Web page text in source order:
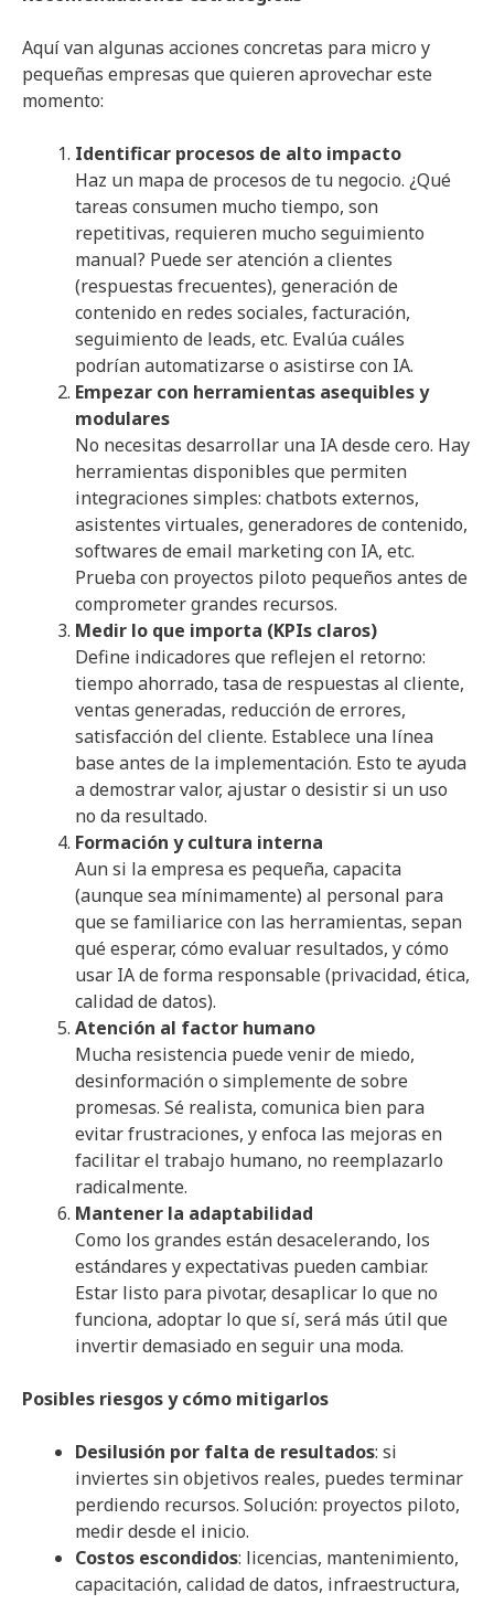
Aquí van algunas acciones concretas para micro y
pequeñas empresas que quieren aprovechar este
momento:
Identificar procesos de alto impacto
Haz un mapa de procesos de tu negocio. ¿Qué
tareas consumen mucho tiempo, son
repetitivas, requieren mucho seguimiento
manual? Puede ser atención a clientes
(respuestas frecuentes), generación de
contenido en redes sociales, facturación,
seguimiento de leads, etc. Evalúa cuáles
podrían automatizarse o asistirse con IA.
Empezar con herramientas asequibles y
modulares
No necesitas desarrollar una IA desde cero. Hay
herramientas disponibles que permiten
integraciones simples: chatbots externos,
asistentes virtuales, generadores de contenido,
softwares de email marketing con IA, etc.
Prueba con proyectos piloto pequeños antes de
comprometer grandes recursos.
Medir lo que importa (KPIs claros)
Define indicadores que reflejen el retorno:
tiempo ahorrado, tasa de respuestas al cliente,
ventas generadas, reducción de errores,
satisfacción del cliente. Establece una línea
base antes de la implementación. Esto te ayuda
a demostrar valor, ajustar o desistir si un uso
no da resultado.
Formación y cultura interna
Aun si la empresa es pequeña, capacita
(aunque sea mínimamente) al personal para
que se familiarice con las herramientas, sepan
qué esperar, cómo evaluar resultados, y cómo
usar IA de forma responsable (privacidad, ética,
calidad de datos).
Atención al factor humano
Mucha resistencia puede venir de miedo,
desinformación o simplemente de sobre
promesas. Sé realista, comunica bien para
evitar frustraciones, y enfoca las mejoras en
facilitar el trabajo humano, no reemplazarlo
radicalmente.
Mantener la adaptabilidad
Como los grandes están desacelerando, los
estándares y expectativas pueden cambiar.
Estar listo para pivotar, desaplicar lo que no
funciona, adoptar lo que sí, será más útil que
invertir demasiado en seguir una moda.
Posibles riesgos y cómo mitigarlos
Desilusión por falta de resultados: si
inviertes sin objetivos reales, puedes terminar
perdiendo recursos. Solución: proyectos piloto,
medir desde el inicio.
Costos escondidos: licencias, mantenimiento,
capacitación, calidad de datos, infraestructura,